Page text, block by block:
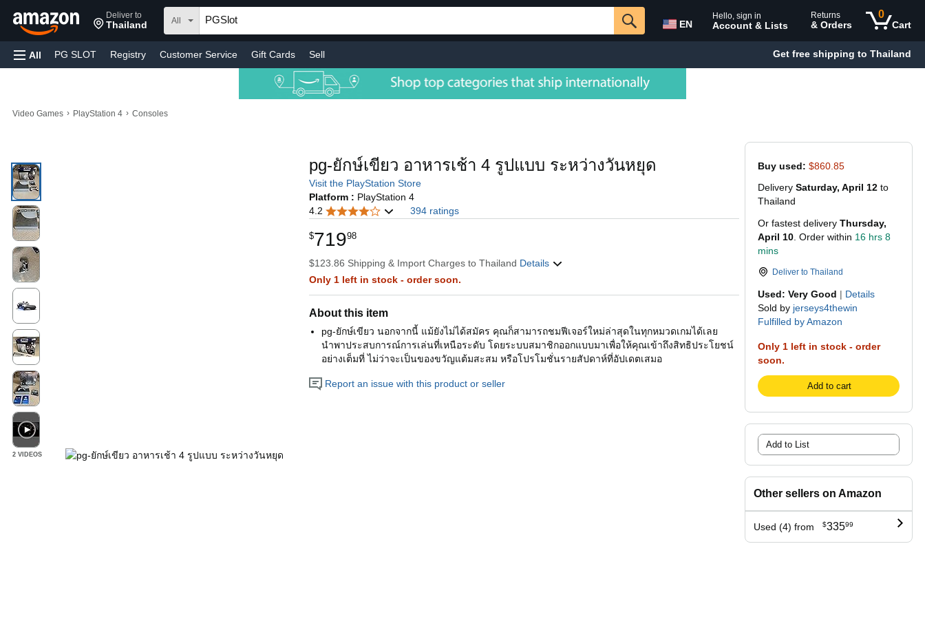
Deliver to
Thailand All EN
Hello, sign in
Account & Lists
Returns
& Orders
0
Cart
All PG SLOT Registry Customer Service Gift Cards Sell Get free shipping to Thailand
Video Games › PlayStation 4 › Consoles
Buy used: $860.85
Delivery Saturday, April 12 to
Thailand
Or fastest delivery Thursday,
April 10 . Order within 16 hrs 8
mins
Deliver to Thailand
Used: Very Good | Details
Sold by jerseys4thewin
Fulfilled by Amazon
Only 1 left in stock - order
soon.
Add to cart
Add to List
Other sellers on Amazon
Used (4) from $33599
2 VIDEOS
pg-ยักษ์เขียว อาหารเช้า 4 รูปแบบ ระหว่างวันหยุด
Visit the PlayStation Store
Platform : PlayStation 4
4.2
394 ratings
$71998
$123.86 Shipping & Import Charges to Thailand Details
Only 1 left in stock - order soon.
About this item
pg-ยักษ์เขียว นอกจากนี้ แม้ยังไม่ได้สมัคร คุณก็สามารถชมฟีเจอร์ใหม่ล่าสุดในทุกหมวดเกมได้เลย
นำพาประสบการณ์การเล่นที่เหนือระดับ โดยระบบสมาชิกออกแบบมาเพื่อให้คุณเข้าถึงสิทธิประโยชน์
อย่างเต็มที่ ไม่ว่าจะเป็นของขวัญแต้มสะสม หรือโปรโมชั่นรายสัปดาห์ที่อัปเดตเสมอ
Report an issue with this product or seller